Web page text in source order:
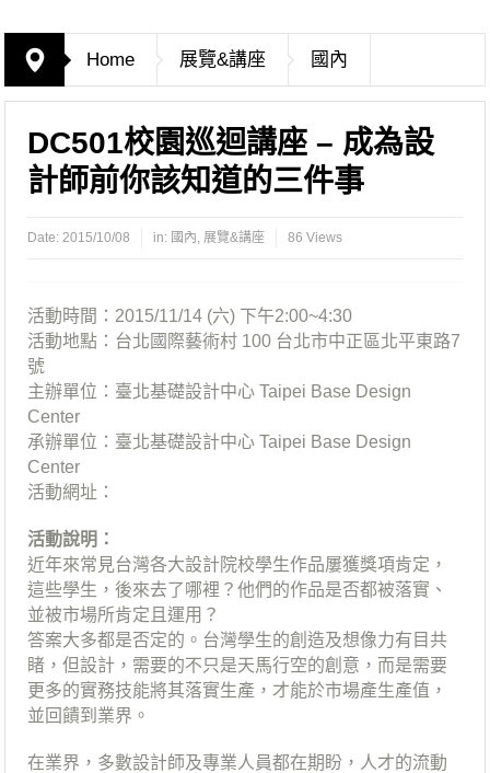
Home 展覽&講座 國內
DC501校園巡迴講座 – 成為設
計師前你該知道的三件事
Date:2015/10/08 in: 國內, 展覽&講座 86 Views
活動時間：2015/11/14 (六) 下午2:00~4:30
活動地點：台北國際藝術村 100 台北市中正區北平東路7
號
主辦單位：臺北基礎設計中心 Taipei Base Design
Center
承辦單位：臺北基礎設計中心 Taipei Base Design
Center
活動網址：
活動說明：
近年來常見台灣各大設計院校學生作品屢獲獎項肯定，
這些學生，後來去了哪裡？他們的作品是否都被落實、
並被市場所肯定且運用？
答案大多都是否定的。台灣學生的創造及想像力有目共
睹，但設計，需要的不只是天馬行空的創意，而是需要
更多的實務技能將其落實生產，才能於市場產生產值，
並回饋到業界。
在業界，多數設計師及專業人員都在期盼，人才的流動